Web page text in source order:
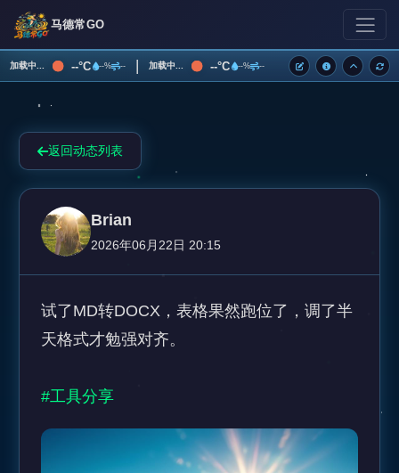
马德常GO
加载中... --°C --% -- | 加载中... --°C --% --
返回动态列表
Brian
2026年06月22日 20:15
试了MD转DOCX，表格果然跑位了，调了半
天格式才勉强对齐。
#工具分享